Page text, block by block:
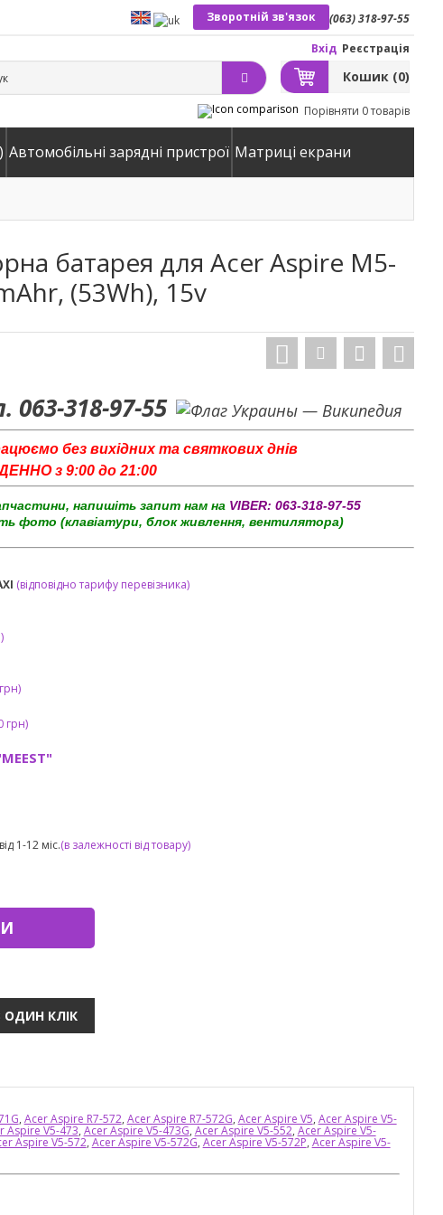
(063) 318-97-55
Зворотній зв'язок
Вхід Реєстрація
Кошик (0)
Порівняти 0 товарів
Автомобільні зарядні пристрої Матриці екрани
батарея для Acer Aspire M5-
(53Wh), 15v
063-318-97-55
без вихідних та святкових днів
з 9:00 до 21:00
напишіть запит нам на VIBER: 063-318-97-55
фото (клавіатури, блок живлення, вентилятора)
(відповідно тарифу перевізника)
)
грн)
1-12 міс.(в залежності від товару)
, Acer Aspire R7-572, Acer Aspire R7-572G, Acer Aspire V5, Acer Aspire V5-
Aspire V5-473, Acer Aspire V5-473G, Acer Aspire V5-552, Acer Aspire V5-
Aspire V5-572, Acer Aspire V5-572G, Acer Aspire V5-572P, Acer Aspire V5-